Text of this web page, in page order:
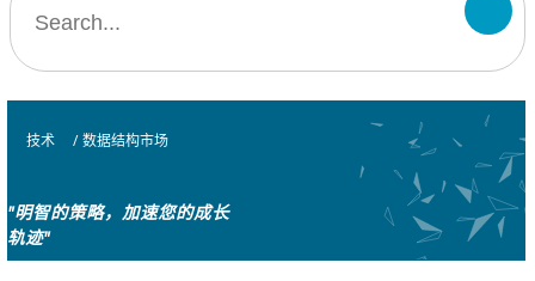
技术 / 数据结构市场
"明智的策略，加速您的成长
轨迹"